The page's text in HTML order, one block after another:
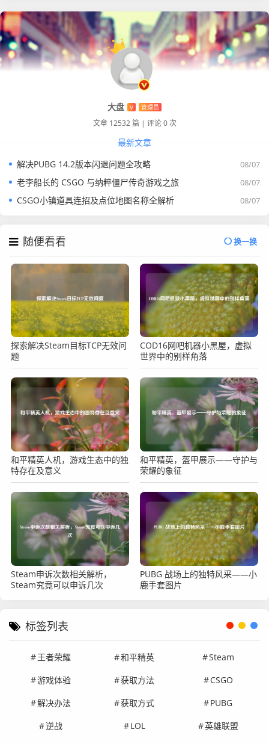
大盘 V 管理员
文章 12532 篇 | 评论 0 次
最新文章
08/07
解决PUBG 14.2版本闪退问题全攻略
08/07
老李船长的 CSGO 与纳粹僵尸传奇游戏之旅
08/07
CSGO小镇道具连招及点位地图名称全解析
随便看看 换一换
探索解决Steam目标TCP无效问
题
COD16网吧机器小黑屋，虚拟
世界中的别样角落
和平精英人机，游戏生态中的独
特存在及意义
和平精英，盔甲展示——守护与
荣耀的象征
Steam申诉次数相关解析，
Steam究竟可以申诉几次
PUBG 战场上的独特风采——小
鹿手套图片
标签列表
王者荣耀 和平精英
Steam
游戏体验
获取方法
CSGO
解决办法
获取方式
PUBG
逆战
LOL
英雄联盟